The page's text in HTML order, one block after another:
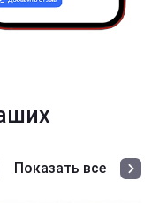
Показать все